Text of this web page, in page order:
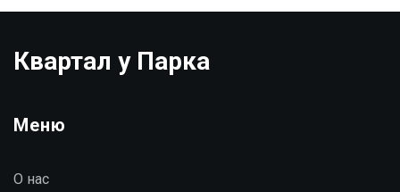
Квартал у Парка
Меню
О нас